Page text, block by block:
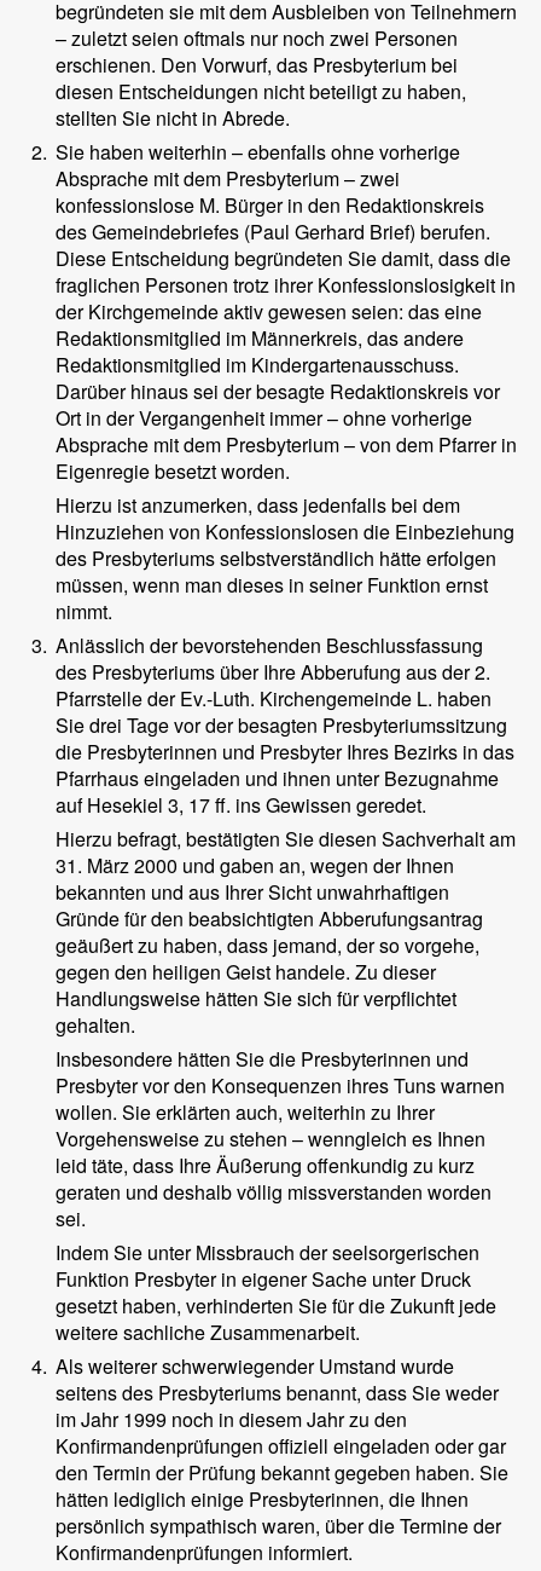
begründeten sie mit dem Ausbleiben von Teilnehmern
– zuletzt seien oftmals nur noch zwei Personen
erschienen. Den Vorwurf, das Presbyterium bei
diesen Entscheidungen nicht beteiligt zu haben,
stellten Sie nicht in Abrede.
2. Sie haben weiterhin – ebenfalls ohne vorherige
Absprache mit dem Presbyterium – zwei
konfessionslose M. Bürger in den Redaktionskreis
des Gemeindebriefes (Paul Gerhard Brief) berufen.
Diese Entscheidung begründeten Sie damit, dass die
fraglichen Personen trotz ihrer Konfessionslosigkeit in
der Kirchgemeinde aktiv gewesen seien: das eine
Redaktionsmitglied im Männerkreis, das andere
Redaktionsmitglied im Kindergartenausschuss.
Darüber hinaus sei der besagte Redaktionskreis vor
Ort in der Vergangenheit immer – ohne vorherige
Absprache mit dem Presbyterium – von dem Pfarrer in
Eigenregie besetzt worden.
Hierzu ist anzumerken, dass jedenfalls bei dem
Hinzuziehen von Konfessionslosen die Einbeziehung
des Presbyteriums selbstverständlich hätte erfolgen
müssen, wenn man dieses in seiner Funktion ernst
nimmt.
3. Anlässlich der bevorstehenden Beschlussfassung
des Presbyteriums über Ihre Abberufung aus der 2.
Pfarrstelle der Ev.-Luth. Kirchengemeinde L. haben
Sie drei Tage vor der besagten Presbyteriumssitzung
die Presbyterinnen und Presbyter Ihres Bezirks in das
Pfarrhaus eingeladen und ihnen unter Bezugnahme
auf Hesekiel 3, 17 ff. ins Gewissen geredet.
Hierzu befragt, bestätigten Sie diesen Sachverhalt am
31. März 2000 und gaben an, wegen der Ihnen
bekannten und aus Ihrer Sicht unwahrhaftigen
Gründe für den beabsichtigten Abberufungsantrag
geäußert zu haben, dass jemand, der so vorgehe,
gegen den heiligen Geist handele. Zu dieser
Handlungsweise hätten Sie sich für verpflichtet
gehalten.
Insbesondere hätten Sie die Presbyterinnen und
Presbyter vor den Konsequenzen ihres Tuns warnen
wollen. Sie erklärten auch, weiterhin zu Ihrer
Vorgehensweise zu stehen – wenngleich es Ihnen
leid täte, dass Ihre Äußerung offenkundig zu kurz
geraten und deshalb völlig missverstanden worden
sei.
Indem Sie unter Missbrauch der seelsorgerischen
Funktion Presbyter in eigener Sache unter Druck
gesetzt haben, verhinderten Sie für die Zukunft jede
weitere sachliche Zusammenarbeit.
4. Als weiterer schwerwiegender Umstand wurde
seitens des Presbyteriums benannt, dass Sie weder
im Jahr 1999 noch in diesem Jahr zu den
Konfirmandenprüfungen offiziell eingeladen oder gar
den Termin der Prüfung bekannt gegeben haben. Sie
hätten lediglich einige Presbyterinnen, die Ihnen
persönlich sympathisch waren, über die Termine der
Konfirmandenprüfungen informiert.